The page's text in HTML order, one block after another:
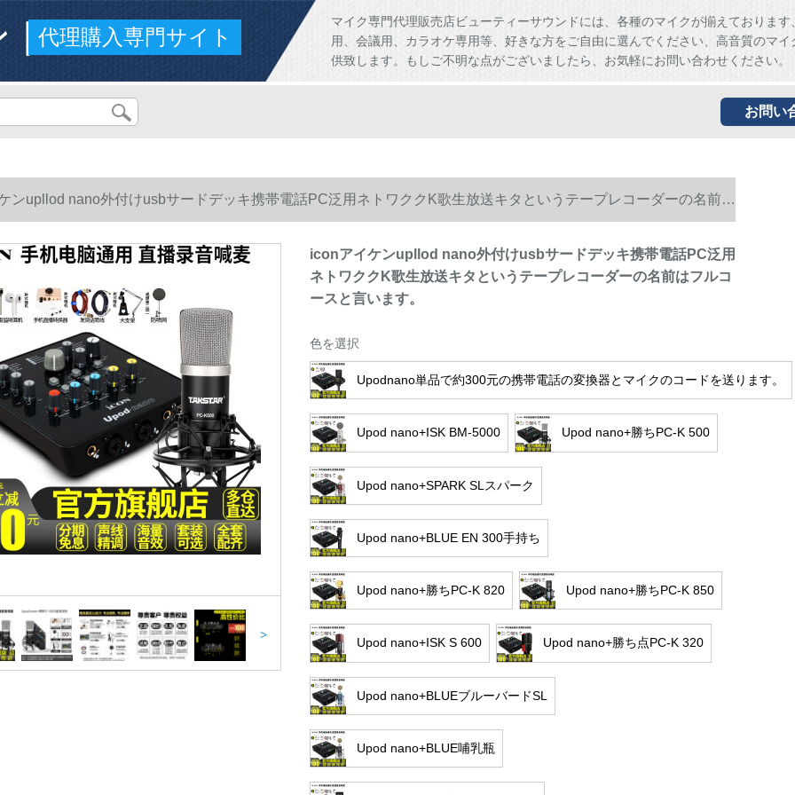
ド代理購入専門サイト
マイク専門代理販売店ビューティーサウンドには、各種のマイクが揃えております
用、会議用、カラオケ専用等、好きな方をご自由に選んでください、高音質のマイ
供致します。もしご不明な点がございましたら、お気軽にお問い合わせください。
お問い
ンupllod nano外付けusbサードデッキ携帯電話PC泛用ネトワククK歌生放送キタというテープレコーダーの名前は
言います。
>
iconアイケンupllod nano外付けusbサードデッキ携帯電話PC泛用
ネトワククK歌生放送キタというテープレコーダーの名前はフルコ
ースと言います。
色を選択
Upodnano単品で約300元の携帯電話の変換器とマイクのコードを送ります。
Upod nano+ISK BM-5000 Upod nano+勝ちPC-K 500
Upod nano+SPARK SLスパーク
Upod nano+BLUE EN 300手持ち
Upod nano+勝ちPC-K 820 Upod nano+勝ちPC-K 850
Upod nano+ISK S 600 Upod nano+勝ち点PC-K 320
Upod nano+BLUEブルーバードSL
Upod nano+BLUE哺乳瓶